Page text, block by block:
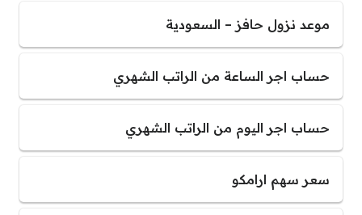
موعد نزول حافز – السعودية
حساب اجر الساعة من الراتب الشهري
حساب اجر اليوم من الراتب الشهري
سعر سهم ارامكو